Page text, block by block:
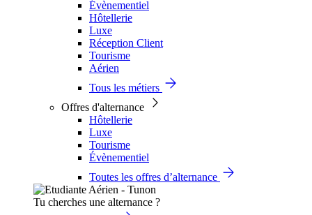
Évènementiel
Hôtellerie
Luxe
Réception Client
Tourisme
Aérien
Tous les métiers
Offres d'alternance
Hôtellerie
Luxe
Tourisme
Évènementiel
Toutes les offres d’alternance
Tu cherches une alternance ?